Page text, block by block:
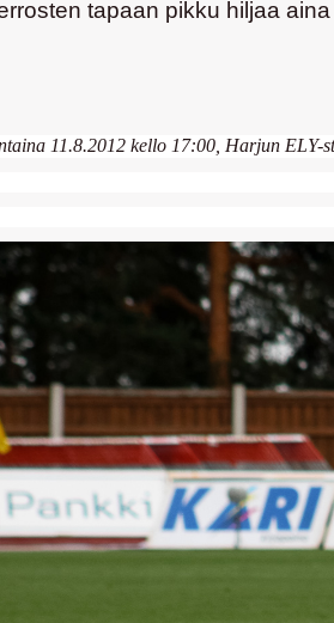
tapaan pikku hiljaa
11.8.2012 kello 17:00, Harjun ELY-